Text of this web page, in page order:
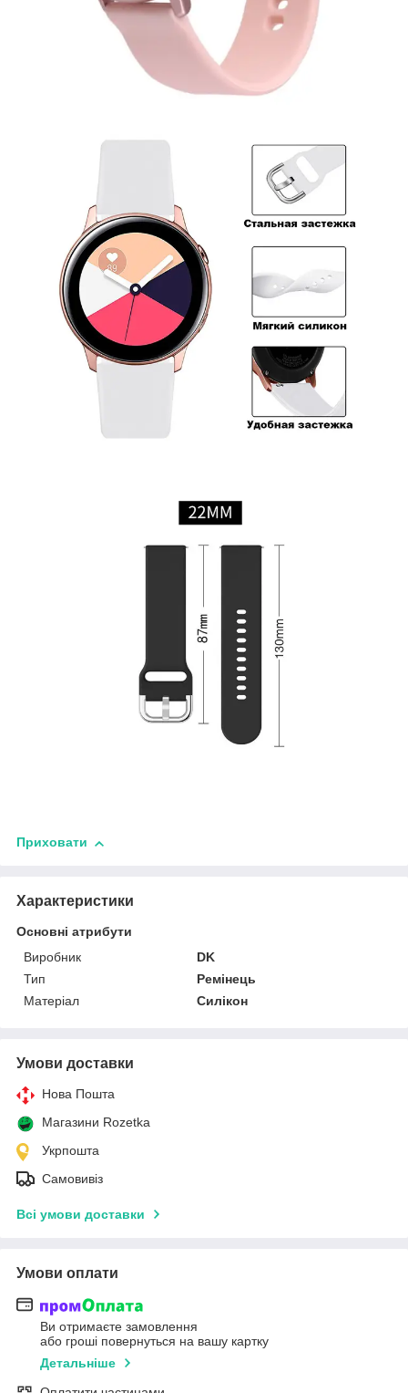
Приховати
Характеристики
Основні атрибути
Виробник
DK
Тип
Ремінець
Матеріал
Силікон
Умови доставки
Нова Пошта
Магазини Rozetka
Укрпошта
Самовивіз
Всі умови доставки
Умови оплати
Ви отримаєте замовлення
або гроші повернуться на вашу картку
Детальніше